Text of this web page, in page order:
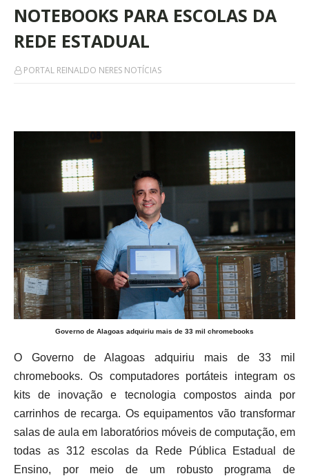
NOTEBOOKS PARA ESCOLAS DA
REDE ESTADUAL
PORTAL REINALDO NERES NOTÍCIAS
Governo de Alagoas adquiriu mais de 33 mil chromebooks
O Governo de Alagoas adquiriu mais de 33 mil
chromebooks. Os computadores portáteis integram os
kits de inovação e tecnologia compostos ainda por
carrinhos de recarga. Os equipamentos vão transformar
salas de aula em laboratórios móveis de computação, em
todas as 312 escolas da Rede Pública Estadual de
Ensino, por meio de um robusto programa de